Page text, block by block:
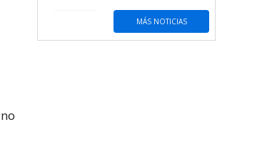
MÁS NOTICIAS